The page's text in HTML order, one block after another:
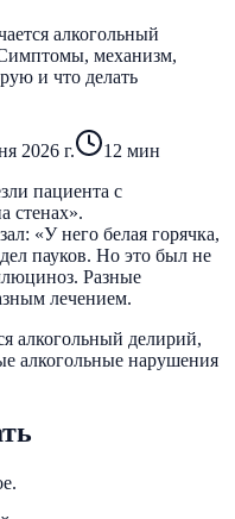
алкогольный
Симптомы, механизм,
и что делать
2026 г. 12 мин
пациента с
стенах».
«У него белая горячка,
пауков. Но это был не
Разные
лечением.
алкогольный делирий,
алкогольные нарушения